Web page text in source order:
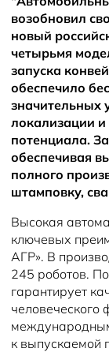
возобновил
новый
четырьмя
запуска
обеспечило
значительных
локализации
потенциала.
обеспечивая
полного
штамповку,
Высокая
ключевых
АГР». В
245 роботов.
гарантирует
человеческого
к выпускаемой